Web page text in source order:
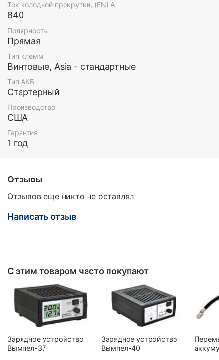
Ток холодной прокрутки, (EN) А
840
Полярность
Прямая
Тип клемм
Винтовые, Asia - стандартные
Тип АКБ
Стартерный
Производство
США
Гарантия
1 год
Отзывы
Отзывов еще никто не оставлял
Написать отзыв
С этим товаром часто покупают
Зарядное устройство
Вымпел-37
Зарядное устройство
Вымпел-40